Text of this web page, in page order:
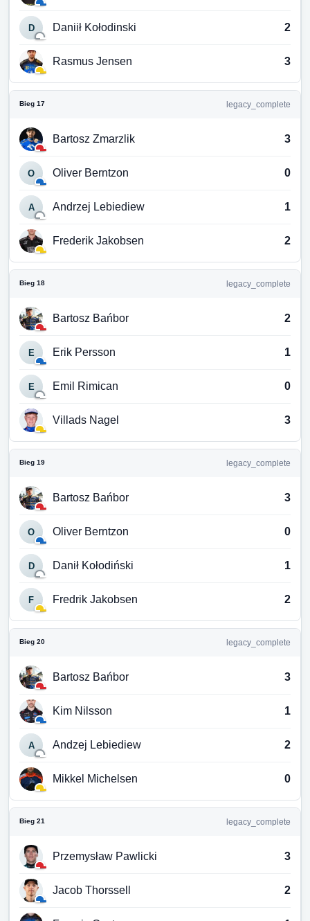
D Daniił Kołodinski 2
Rasmus Jensen 3
Bieg 17 legacy_complete
Bartosz Zmarzlik 3
O Oliver Berntzon 0
A Andrzej Lebiediew 1
Frederik Jakobsen 2
Bieg 18 legacy_complete
Bartosz Bańbor 2
E Erik Persson 1
E Emil Rimican 0
Villads Nagel 3
Bieg 19 legacy_complete
Bartosz Bańbor 3
O Oliver Berntzon 0
D Danił Kołodiński 1
F Fredrik Jakobsen 2
Bieg 20 legacy_complete
Bartosz Bańbor 3
Kim Nilsson 1
A Andzej Lebiediew 2
Mikkel Michelsen 0
Bieg 21 legacy_complete
Przemysław Pawlicki 3
Jacob Thorssell 2